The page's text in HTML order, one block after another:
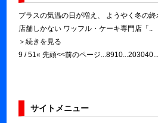
プラスの気温の日が増え、 ようやく冬の
店舗しかない ワッフル・ケーキ専門店「..
＞続きを見る
9 / 51« 先頭<<前のページ...8910...203040...
サイトメニュー